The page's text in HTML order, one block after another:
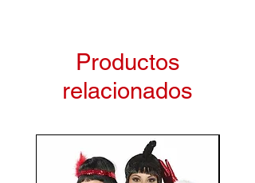
Productos
relacionados